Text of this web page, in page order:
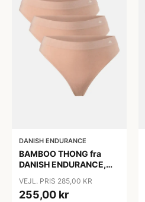
DANISH ENDURANCE
BAMBOO THONG fra
DANISH ENDURANCE,
Bambusviskose, 1-års
Anti-Hul Garanti, Oeko-
VEJL. PRIS 285,00 KR
255,00 kr